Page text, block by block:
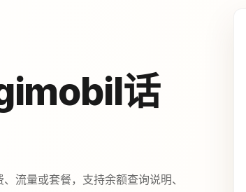
话
流量或套餐，支持余额查询说明、